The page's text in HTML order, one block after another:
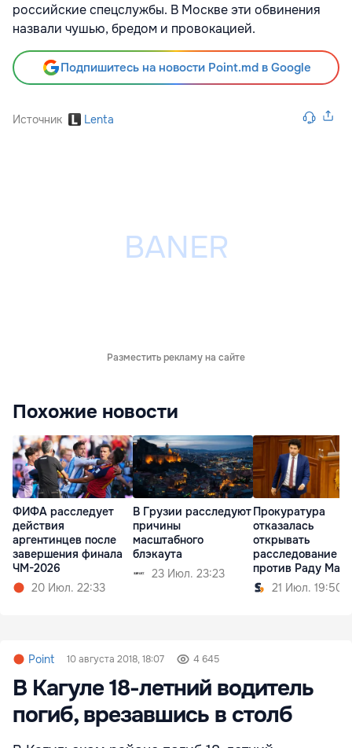
российские спецслужбы. В Москве эти обвинения
назвали чушью, бредом и провокацией.
Подпишитесь на новости Point.md в Google
Источник Lenta
Разместить рекламу на сайте
Похожие новости
ФИФА расследует
действия
аргентинцев после
завершения финала
ЧМ-2026
20 Июл. 22:33
В Грузии расследуют
причины
масштабного
блэкаута
23 Июл. 23:23
Прокуратура
отказалась
открывать
расследование
против Раду
по делу MoldATSA
21 Июл. 19:50
Point 10 августа 2018, 18:07 4 645
В Кагуле 18-летний водитель
погиб, врезавшись в столб